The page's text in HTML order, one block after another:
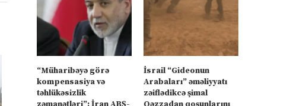
“Müharibəyə görə
kompensasiya və
təhlükəsizlik
İsrail “Gideonun
Arabaları” əməliyyatı
zəiflədikcə şimal